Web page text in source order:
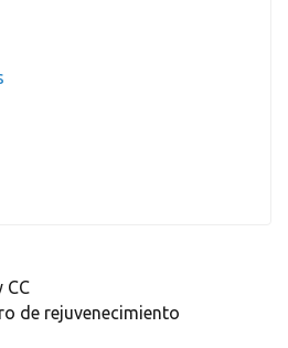
CC
de rejuvenecimiento